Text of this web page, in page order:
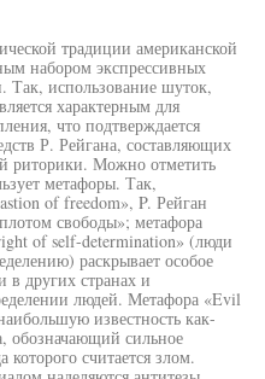
традиции американской
набором экспрессивных
Так, использование шуток,
характерным для
что подтверждается
Р. Рейгана, составляющих
риторики. Можно отметить
метафоры. Так,
of freedom», P. Рейган
свободы»; метафора
of self-determination» (люди
раскрывает особое
других странах и
людей. Метафора «Evil
известность как-
обозначающий сильное
которого считается злом.